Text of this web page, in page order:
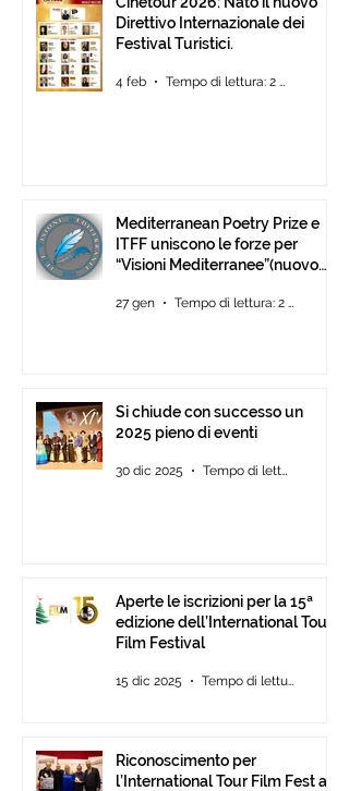
Direttivo Internazionale dei
Festival Turistici.
4 feb Tempo di lettura: 2 min
Mediterranean Poetry Prize e
ITFF uniscono le forze per
“Visioni Mediterranee”(nuovo
27 gen Tempo di lettura: 2 min
Si chiude con successo un
2025 pieno di eventi
30 dic 2025 Tempo di lettura: 2 min
Aperte le iscrizioni per la 15ª
edizione dell’International Tour
Film Festival
15 dic 2025 Tempo di lettura: 2 min
Riconoscimento per
l’International Tour Film Fest al